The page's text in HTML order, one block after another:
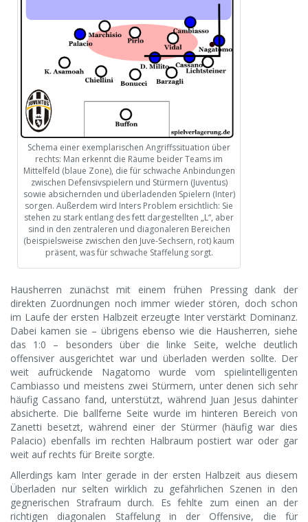
Schema einer exemplarischen Angriffssituation über
rechts: Man erkennt die Räume beider Teams im
Mittelfeld (blaue Zone), die für schwache Anbindungen
zwischen Defensivspielern und Stürmern (Juventus)
sowie absichernden und überladenden Spielern (Inter)
sorgen. Außerdem wird Inters Problem ersichtlich: Sie
stehen zu stark entlang des fett dargestellten „L“, aber
sind in den zentraleren und diagonaleren Bereichen
(beispielsweise zwischen den Juve-Sechsern, rot) kaum
präsent, was für schwache Staffelung sorgt.
Hausherren zunächst mit einem frühen Pressing dank der
direkten Zuordnungen noch immer wieder stören, doch schon
im Laufe der ersten Halbzeit erzeugte Inter verstärkt Dominanz.
Dabei kamen sie – übrigens ebenso wie die Hausherren, siehe
das 1:0 – besonders über die linke Seite, welche deutlich
offensiver ausgerichtet war und überladen werden sollte. Der
weit aufrückende Nagatomo wurde vom spielintelligenten
Cambiasso und meistens zwei Stürmern, unter denen sich sehr
häufig Cassano fand, unterstützt, während Juan Jesus dahinter
absicherte. Die ballferne Seite wurde im hinteren Bereich von
Zanetti besetzt, während einer der Stürmer (häufig war dies
Palacio) ebenfalls im rechten Halbraum postiert war oder gar
weit auf rechts für Breite sorgte.
Allerdings kam Inter gerade in der ersten Halbzeit aus diesem
Überladen nur selten wirklich zu gefährlichen Szenen in den
gegnerischen Strafraum durch. Es fehlte zum einen an der
richtigen diagonalen Staffelung in der Offensive, die für